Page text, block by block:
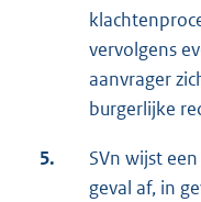
vervolgens
aanvrager
burgerlijke
5.
SVn wijst
geval af, in